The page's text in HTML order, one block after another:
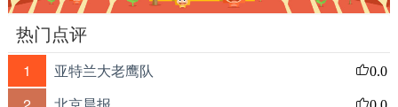
热门点评
1 亚特兰大老鹰队 0.0
0.0